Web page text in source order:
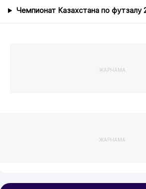
Чемпионат Казахстана по футзалу
ЖАРНАМА
ЖАРНАМА